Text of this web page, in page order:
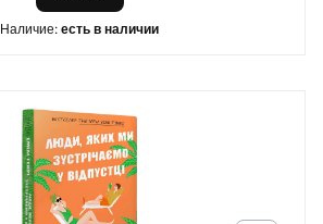
Наличие: есть в наличии